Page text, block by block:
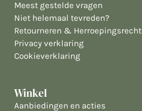
Meest gestelde vragen
Niet helemaal tevreden?
Retourneren & Herroepingsrecht
Privacy verklaring
Cookieverklaring
Winkel
Aanbiedingen en acties